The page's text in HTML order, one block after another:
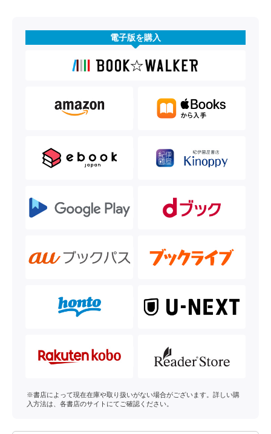
電子版を購入
※書店によって現在在庫や取り扱いがない場合がございます。詳しい購
入方法は、各書店のサイトにてご確認ください。